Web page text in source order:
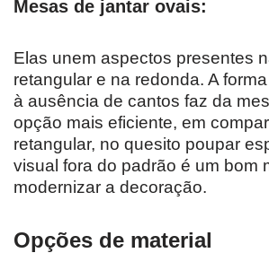
Mesas de jantar ovais:
Elas unem aspectos presentes
retangular e na redonda. A
à ausência de cantos faz da
opção mais eficiente, em
retangular, no quesito poupar
visual fora do padrão é um bom
modernizar a decoração.
Opções de material